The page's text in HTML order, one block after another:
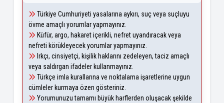
Türkiye Cumhuriyeti yasalarına aykırı, suç veya suçluyu
övme amaçlı yorumlar yapmayınız.
Küfür, argo, hakaret içerikli, nefret uyandıracak veya
nefreti körükleyecek yorumlar yapmayınız.
Irkçı, cinsiyetçi, kişilik haklarını zedeleyen, taciz amaçlı
veya saldırgan ifadeler kullanmayınız.
Türkçe imla kurallarına ve noktalama işaretlerine uygun
cümleler kurmaya özen gösteriniz.
Yorumunuzu tamamı büyük harflerden oluşacak şekilde